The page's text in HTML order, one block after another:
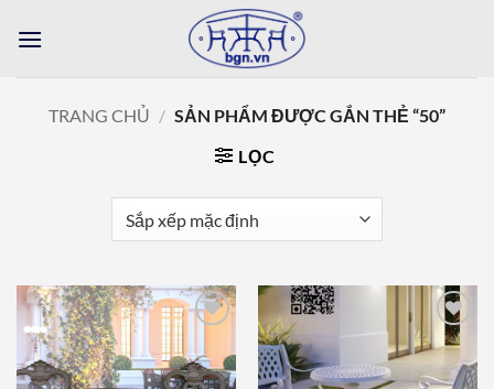
qua
TRANG CHỦ / SẢN PHẨM ĐƯỢC GẮN THẺ “50”
LỌC
wishlist
Add to
wishlist